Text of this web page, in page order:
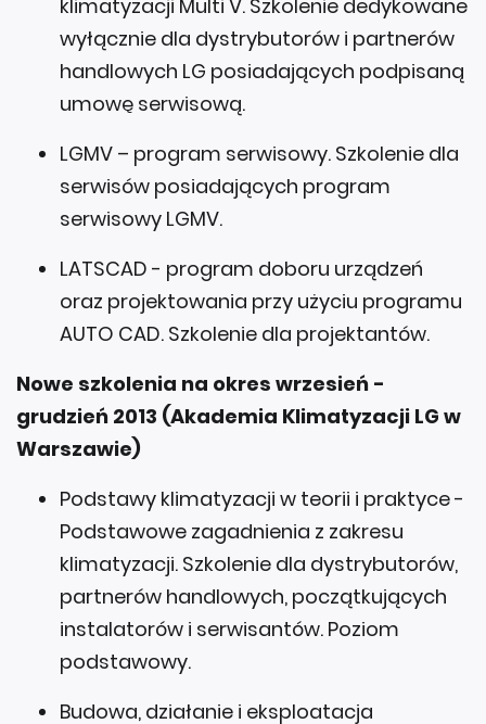
klimatyzacji Multi V. Szkolenie dedykowane
wyłącznie dla dystrybutorów i partnerów
handlowych LG posiadających podpisaną
umowę serwisową.
LGMV – program serwisowy. Szkolenie dla
serwisów posiadających program
serwisowy LGMV.
LATSCAD - program doboru urządzeń
oraz projektowania przy użyciu programu
AUTO CAD. Szkolenie dla projektantów.
Nowe szkolenia na okres wrzesień -
grudzień 2013 (Akademia Klimatyzacji LG w
Warszawie)
Podstawy klimatyzacji w teorii i praktyce -
Podstawowe zagadnienia z zakresu
klimatyzacji. Szkolenie dla dystrybutorów,
partnerów handlowych, początkujących
instalatorów i serwisantów. Poziom
podstawowy.
Budowa, działanie i eksploatacja